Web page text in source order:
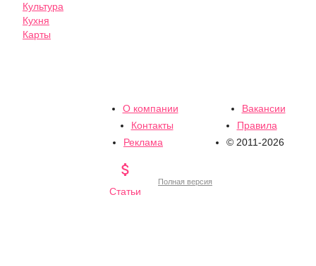
Культура
Кухня
Карты
О компании
Вакансии
Контакты
Правила
Реклама
© 2011-2026

Статьи
Полная версия